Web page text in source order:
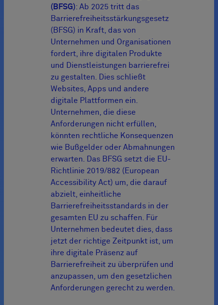
(BFSG): Ab 2025 tritt das
Barrierefreiheitsstärkungsgesetz
(BFSG) in Kraft, das von
Unternehmen und Organisationen
fordert, ihre digitalen Produkte
und Dienstleistungen barrierefrei
zu gestalten. Dies schließt
Websites, Apps und andere
digitale Plattformen ein.
Unternehmen, die diese
Anforderungen nicht erfüllen,
könnten rechtliche Konsequenzen
wie Bußgelder oder Abmahnungen
erwarten. Das BFSG setzt die EU-
Richtlinie 2019/882 (European
Accessibility Act) um, die darauf
abzielt, einheitliche
Barrierefreiheitsstandards in der
gesamten EU zu schaffen. Für
Unternehmen bedeutet dies, dass
jetzt der richtige Zeitpunkt ist, um
ihre digitale Präsenz auf
Barrierefreiheit zu überprüfen und
anzupassen, um den gesetzlichen
Anforderungen gerecht zu werden.